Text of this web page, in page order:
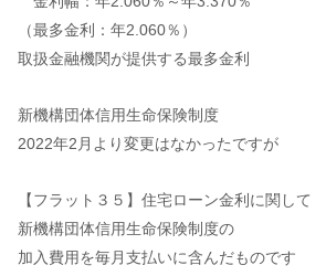
（最多金利：年2.060％）
取扱金融機関が提供する最多金利
新機構団体信用生命保険制度
2022年2月より変更はなかったですが
【フラット３５】住宅ローン金利に関して
新機構団体信用生命保険制度の
加入費用を毎月支払いに含んだものです